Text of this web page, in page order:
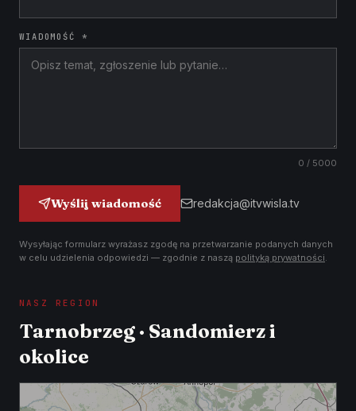
WIADOMOŚĆ *
0 / 5000
Wyślij wiadomość redakcja@itvwisla.tv
Wysyłając formularz wyrażasz zgodę na przetwarzanie podanych danych
w celu udzielenia odpowiedzi — zgodnie z naszą polityką prywatności.
NASZ REGION
Tarnobrzeg · Sandomierz i
okolice